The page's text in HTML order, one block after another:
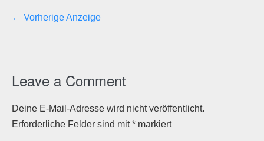
← Vorherige Anzeige
Leave a Comment
Deine E-Mail-Adresse wird nicht veröffentlicht.
Erforderliche Felder sind mit* markiert